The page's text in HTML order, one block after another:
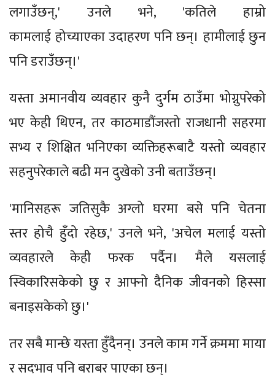
लगाउँछन्,' उनले भने, 'कतिले हाम्रो
कामलाई होच्याएका उदाहरण पनि छन्। हामीलाई छुन
पनि डराउँछन्।'
यस्ता अमानवीय व्यवहार कुनै दुर्गम ठाउँमा भोग्नुपरेको
भए केही थिएन, तर काठमाडौंजस्तो राजधानी सहरमा
सभ्य र शिक्षित भनिएका व्यक्तिहरूबाटै यस्तो व्यवहार
सहनुपरेकाले बढी मन दुखेको उनी बताउँछन्।
'मानिसहरू जतिसुकै अग्लो घरमा बसे पनि चेतना
स्तर होचै हुँदो रहेछ,' उनले भने, 'अचेल मलाई यस्तो
व्यवहारले केही फरक पर्दैन। मैले यसलाई
स्विकारिसकेको छु र आफ्नो दैनिक जीवनको हिस्सा
बनाइसकेको छु।'
तर सबै मान्छे यस्ता हुँदैनन्। उनले काम गर्ने क्रममा माया
र सदभाव पनि बराबर पाएका छन्।